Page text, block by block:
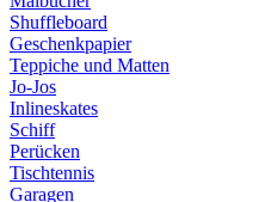
Shuffleboard
Geschenkpapier
Teppiche und Matten
Jo-Jos
Inlineskates
Schiff
Perücken
Tischtennis
Garagen